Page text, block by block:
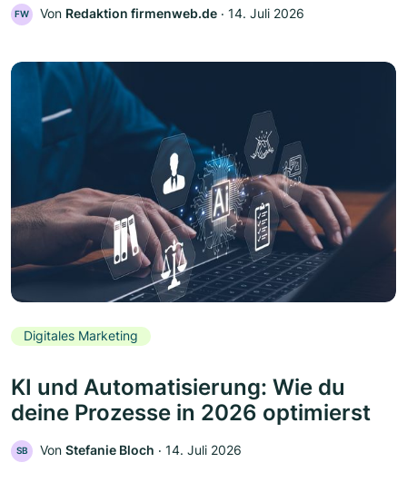
FW Von Redaktion firmenweb.de ‧ 14. Juli 2026
Digitales Marketing
KI und Automatisierung: Wie du
deine Prozesse in 2026 optimierst
SB Von Stefanie Bloch ‧ 14. Juli 2026